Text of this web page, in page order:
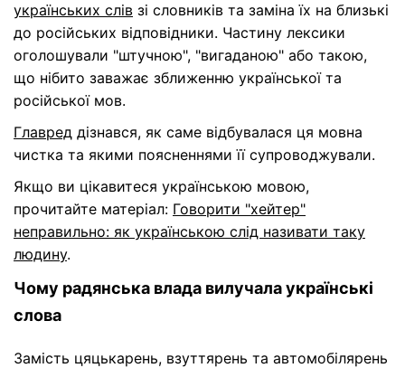
українських слів зі словників та заміна їх на близькі
до російських відповідники. Частину лексики
оголошували "штучною", "вигаданою" або такою,
що нібито заважає зближенню української та
російської мов.
Главред дізнався, як саме відбувалася ця мовна
чистка та якими поясненнями її супроводжували.
Якщо ви цікавитеся українською мовою,
прочитайте матеріал: Говорити "хейтер"
неправильно: як українською слід називати таку
людину.
Чому радянська влада вилучала українські
слова
Замість цяцькарень, взуттярень та автомобілярень